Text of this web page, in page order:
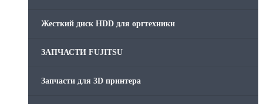
Жесткий диск HDD для оргтехники
ЗАПЧАСТИ FUJITSU
Запчасти для 3D принтера